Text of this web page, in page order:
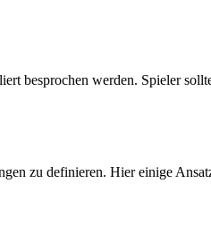
besprochen werden. Spieler
zu definieren. Hier einige